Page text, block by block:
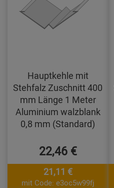
Hauptkehle mit
Stehfalz Zuschnitt 400
mm Länge 1 Meter
Aluminium walzblank
0,8 mm (Standard)
22,46 €
21,11 €
mit Code: e3oc5w99fj